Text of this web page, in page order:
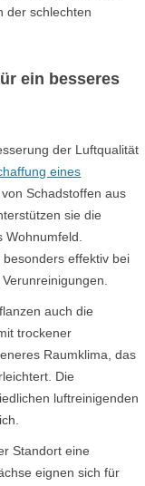
der schlechten
ein besseres
der Luftqualität
eines
von Schadstoffen aus
sie die
effektiv bei
auch die
trockener
Raumklima, das
Die
luftreinigenden
Standort eine
eignen sich für